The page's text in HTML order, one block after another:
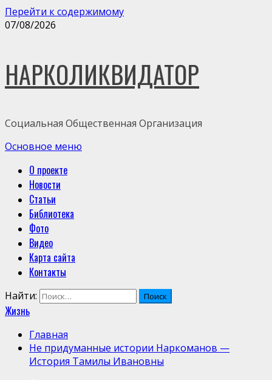
Перейти к содержимому
07/08/2026
НАРКОЛИКВИДАТОР
Социальная Общественная Организация
Основное меню
О проекте
Новости
Статьи
Библиотека
Фото
Видео
Карта сайта
Контакты
Найти:
Жизнь
Главная
Не придуманные истории Наркоманов —
История Тамилы Ивановны